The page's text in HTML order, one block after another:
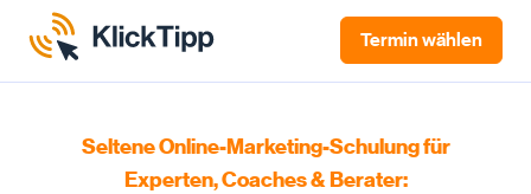
Terminwählen
Seltene Online-Marketing-Schulung für
Experten, Coaches & Berater: